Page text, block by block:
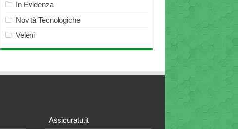
In Evidenza
Novità Tecnologiche
Veleni
Assicuratu.it